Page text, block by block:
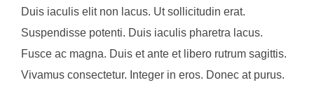
Duis iaculis elit non lacus. Ut sollicitudin erat.
Suspendisse potenti. Duis iaculis pharetra lacus.
Fusce ac magna. Duis et ante et libero rutrum sagittis.
Vivamus consectetur. Integer in eros. Donec at purus.